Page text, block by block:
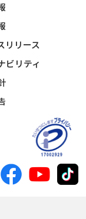
リリース
ビリティ